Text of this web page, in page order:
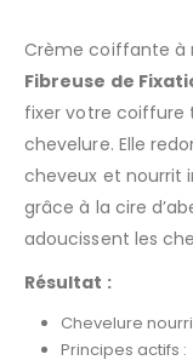
Crème coiffante à
Fibreuse de
fixer votre coiffure
chevelure. Elle
cheveux et nourrit
grâce à la cire
adoucissent les
Résultat :
Chevelure
Principes actifs :